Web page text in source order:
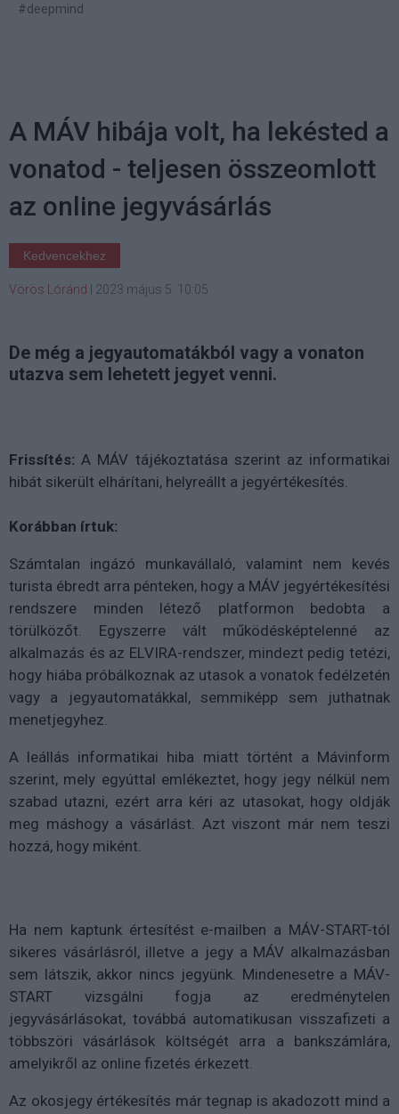
#deepmind
A MÁV hibája volt, ha lekésted a
vonatod - teljesen összeomlott
az online jegyvásárlás
Kedvencekhez
Vörös Lóránd | 2023 május 5. 10:05
De még a jegyautomatákból vagy a vonaton
utazva sem lehetett jegyet venni.
Frissítés: A MÁV tájékoztatása szerint az informatikai
hibát sikerült elhárítani, helyreállt a jegyértékesítés.
Korábban írtuk:
Számtalan ingázó munkavállaló, valamint nem kevés
turista ébredt arra pénteken, hogy a MÁV jegyértékesítési
rendszere minden létező platformon bedobta a
törülközőt. Egyszerre vált működésképtelenné az
alkalmazás és az ELVIRA-rendszer, mindezt pedig tetézi,
hogy hiába próbálkoznak az utasok a vonatok fedélzetén
vagy a jegyautomatákkal, semmiképp sem juthatnak
menetjegyhez.
A leállás informatikai hiba miatt történt a Mávinform
szerint, mely egyúttal emlékeztet, hogy jegy nélkül nem
szabad utazni, ezért arra kéri az utasokat, hogy oldják
meg máshogy a vásárlást. Azt viszont már nem teszi
hozzá, hogy miként.
Ha nem kaptunk értesítést e-mailben a MÁV-START-tól
sikeres vásárlásról, illetve a jegy a MÁV alkalmazásban
sem látszik, akkor nincs jegyünk. Mindenesetre a MÁV-
START vizsgálni fogja az eredménytelen
jegyvásárlásokat, továbbá automatikusan visszafizeti a
többszöri vásárlások költségét arra a bankszámlára,
amelyikről az online fizetés érkezett.
Az okosjegy értékesítés már tegnap is akadozott mind a